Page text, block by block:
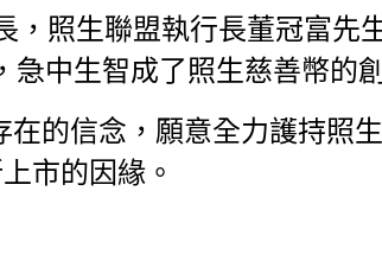
，照生聯盟執行長董冠富先
急中生智成了照生慈善幣的
在的信念，願意全力護持照
市的因緣。